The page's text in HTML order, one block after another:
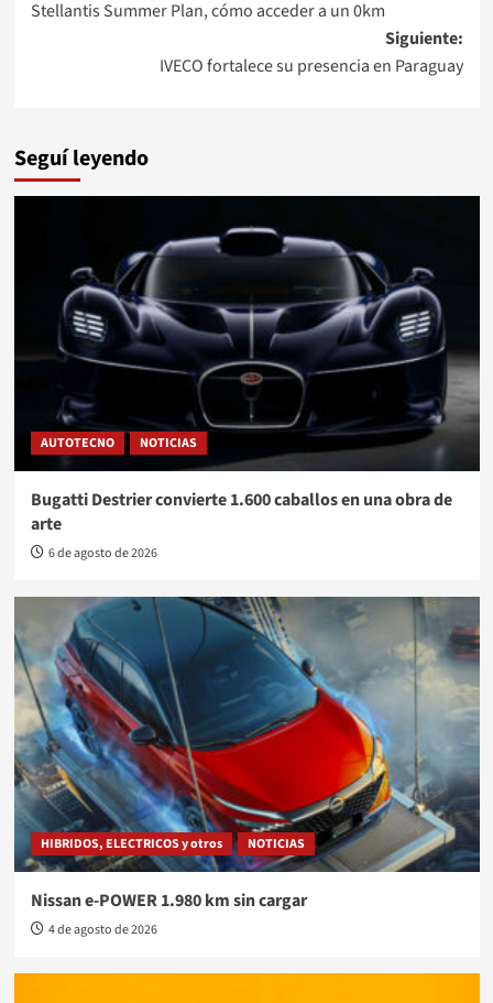
de
Stellantis Summer Plan, cómo acceder a un 0km
Siguiente:
IVECO fortalece su presencia en Paraguay
Seguí leyendo
AUTOTECNO NOTICIAS
Bugatti Destrier convierte 1.600 caballos en una obra de
arte
6 de agosto de 2026
HIBRIDOS, ELECTRICOS y otros NOTICIAS
Nissan e-POWER 1.980 km sin cargar
4 de agosto de 2026